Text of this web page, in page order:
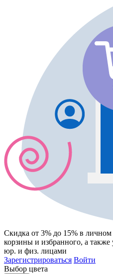
Скидка от 3% до 15% в личном
корзины и избранного, а также
юр. и физ. лицами
Зарегистрироваться Войти
Выбор цвета